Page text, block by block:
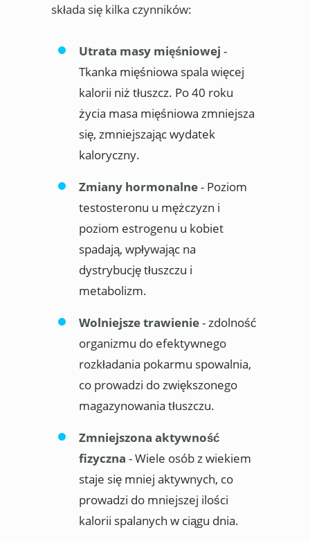
składa się kilka czynników:
Utrata masy mięśniowej -
Tkanka mięśniowa spala więcej
kalorii niż tłuszcz. Po 40 roku
życia masa mięśniowa zmniejsza
się, zmniejszając wydatek
kaloryczny.
Zmiany hormonalne- Poziom
testosteronu u mężczyzn i
poziom estrogenu u kobiet
spadają, wpływając na
dystrybucję tłuszczu i
metabolizm.
Wolniejsze trawienie- zdolność
organizmu do efektywnego
rozkładania pokarmu spowalnia,
co prowadzi do zwiększonego
magazynowania tłuszczu.
Zmniejszona aktywność
fizyczna - Wiele osób z wiekiem
staje się mniej aktywnych, co
prowadzi do mniejszej ilości
kalorii spalanych w ciągu dnia.